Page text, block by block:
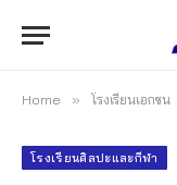
Home » โรงเรียนเอกชน
โรงเรียนศิลปะและกีฬา